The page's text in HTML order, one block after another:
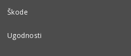
Škode
Ugodnosti